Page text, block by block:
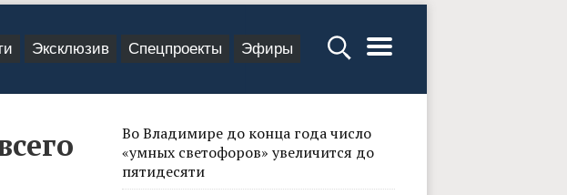
Эксклюзив Спецпроекты Эфиры
Во Владимире до конца года число
«умных светофоров» увеличится до
пятидесяти